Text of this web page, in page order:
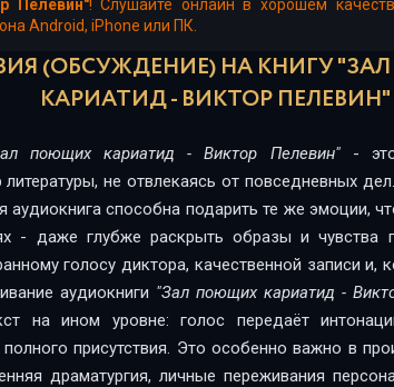
#9
#11
#13
#15
#16
#17
Пелевин"! Слушайте онлайн в хорошем
Android, iPhone или ПК.
(ОБСУЖДЕНИЕ) НА КНИГУ
КАРИАТИД - ВИКТОР ПЕЛЕВИН"
поющих кариатид - Виктор Пелевин"- это
литературы, не отвлекаясь от повседневных
способна подарить те же эмоции,
- даже глубже раскрыть образы и чувства
голосу диктора, качественной записи и,
аудиокниги "Зал поющих кариатид -
на ином уровне: голос передаёт
присутствия. Это особенно важно в
драматургия, личные переживания